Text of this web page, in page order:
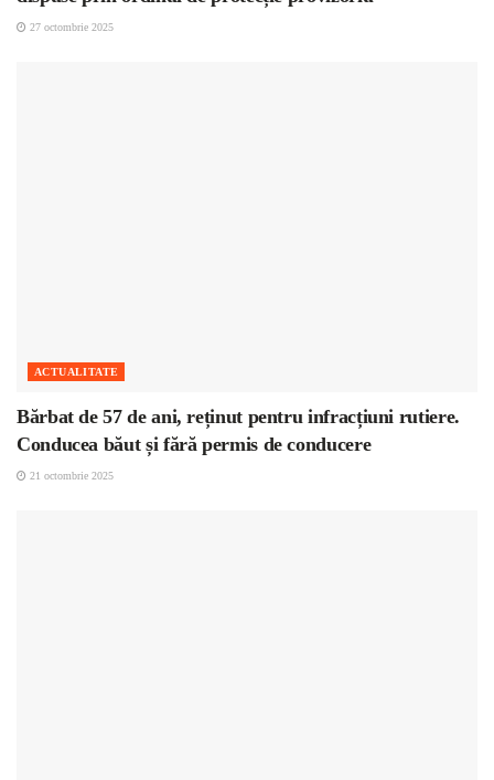
27 octombrie 2025
ACTUALITATE
Bărbat de 57 de ani, reținut pentru infracțiuni rutiere.
Conducea băut și fără permis de conducere
21 octombrie 2025